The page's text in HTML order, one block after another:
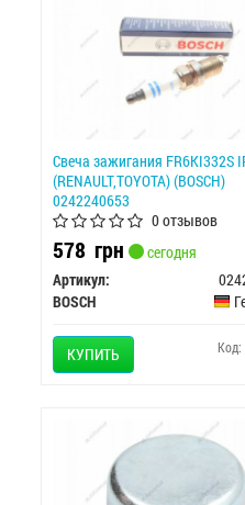
Свеча зажигания FR6KI332S
(RENAULT,TOYOTA) (BOSCH)
0242240653
0 отзывов
578 грн
сегодня
Артикул:
BOSCH
КУПИТЬ Код: